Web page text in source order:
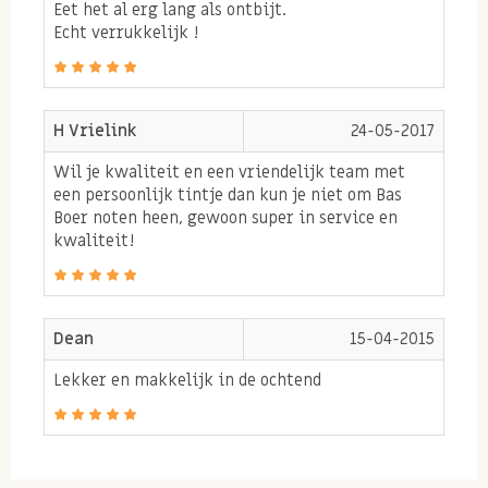
Daarnaast is havermout een bron van gezonde
mineralen. Door de havermout te combineren met een
lekkere kwaliteit ongebrande noten, zaden en puur
gedroogd fruit voor een zoetje is deze havermout
muesli lekker en gezond! Een zeer geschikt ontbijt
voor iedereen die een gezonde lifestyle nastreeft.
hennepzaad en de amandelen en cashewnoten
gecombineerd met de gezonde omega 3-en 6 vetten
havermout een extra gezonde twist geven?
Eet het al erg lang als ontbijt.
Echt verrukkelijk !
H Vrielink
24-05-2017
Wil je kwaliteit en een vriendelijk team met
een persoonlijk tintje dan kun je niet om Bas
Boer noten heen, gewoon super in service en
kwaliteit!
Dean
15-04-2015
Lekker en makkelijk in de ochtend